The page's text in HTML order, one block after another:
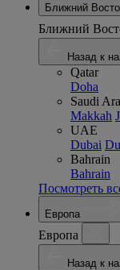
Ближний
Ближний
Назад к
Qatar
Doha
Saudi
Makkah
UAE
Dubai
Bahrain
Bahrain
Посмотреть
Европа
Европа
Назад к